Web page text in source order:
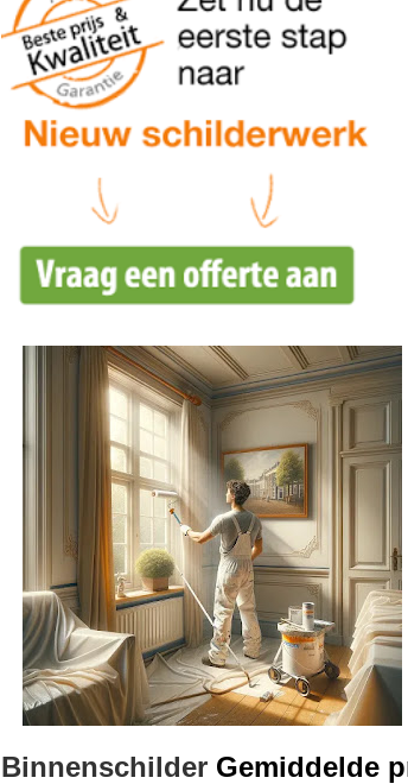
Binnenschilder Gemiddelde